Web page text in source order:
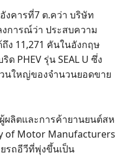
งคารที่7 ต.คว่า บริษัท
การณ์ว่า ประสบความ
ง 11,271 คันในอังกฤษ
PHEV รุ่น SEAL U ซึ่ง
นใหญ่ของจำนวนยอดขาย
ลิตและการค้ายานยนต์สห
of Motor Manufacturers
รถอีวีที่พุ่งขึ้นเป็น